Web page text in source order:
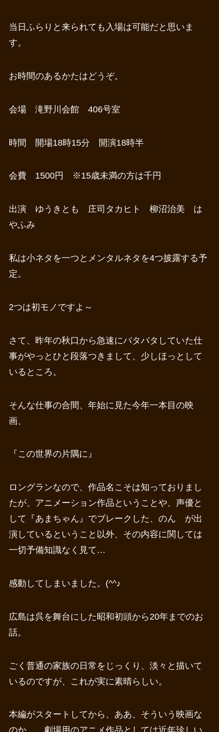
当日ふらりと来られても入場は可能だと思いま
す。
お時間のあるかたはどうぞ。
会場 滝野川会館 406号室
時間 開場18時15分 開演18時半
会費 1500円 ※15歳未満の方は千円
出演 ゆうきとも 庄司タカヒト 柳沼治美 は
やふみ
私は小ネタを一つとメンタルネタを4つ披露する予
定。
2つは初モノですよ～
さて、昨年の秋口から急速にバタバタしていた仕
事がやっとひと段落つきまして、少しほっとして
いるところ。
そんな仕事の合間、年始に見た今年一本目の映
画、
『この世界の片隅に』
ロングランなので、作品名こそは知っておりまし
たが、アニメーション作品ということや、声優と
して『あまちゃん』でブレークした、のん が出
演しているということ以外、その内容に関しては
一切予備知識なく見て…
感動してしまいました。(^^♪
広島は呉を舞台にした昭和初頭から20年までのお
話。
ごく普通の家族の日常をじっくり、淡々と描いて
いるのですが、これが実に素晴らしい。
本編がスタートしてから、ああ、そういう映画な